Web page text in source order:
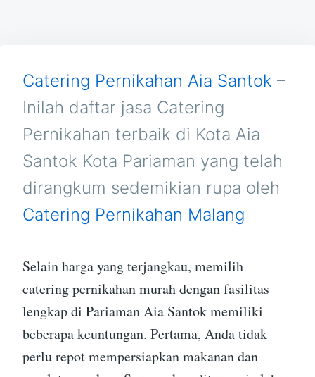
AIA
SANTOK
PARIAMAN
Catering Pernikahan Aia Santok –
Inilah daftar jasa Catering
Pernikahan terbaik di Kota Aia
Santok Kota Pariaman yang telah
dirangkum sedemikian rupa oleh
Catering Pernikahan Malang
Selain harga yang terjangkau, memilih
catering pernikahan murah dengan fasilitas
lengkap di Pariaman Aia Santok memiliki
beberapa keuntungan. Pertama, Anda tidak
perlu repot mempersiapkan makanan dan